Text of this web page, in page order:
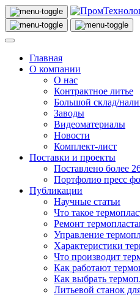
Главная
О компании
О нас
Контрактное литье
Большой склад/
Заводы
Видеоматериалы
Новости
Комплект-лист
Поставки и проекты
Поставлено более
Портфолио пресс
Публикации
Научные статьи
Что такое
Ремонт
Управление
Характеристики
Что производит
Как работают
Как выбрать
Литьевой станок